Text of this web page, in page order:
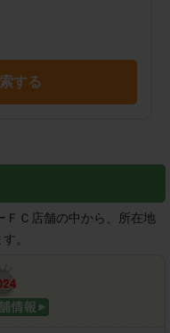
する
ＦＣ店舗の中から、所在地
。